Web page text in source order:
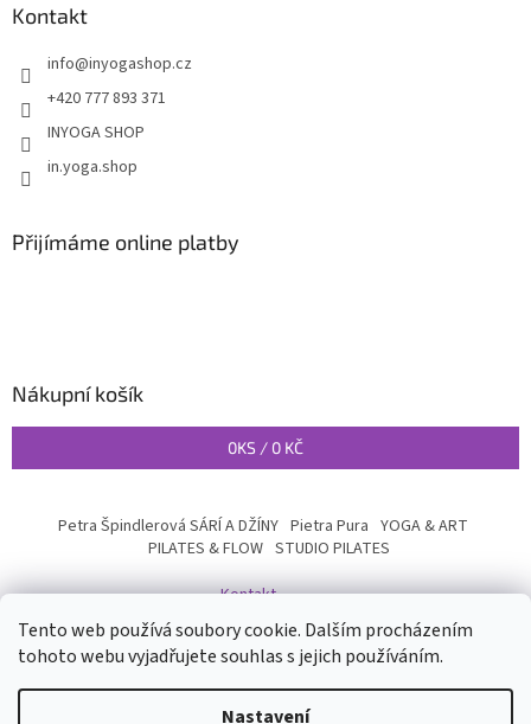
Tento web používá soubory cookie. Dalším procházením
tohoto webu vyjadřujete souhlas s jejich používáním.
Nastavení
Kontakt
info@inyogashop.cz
+420 777 893 371
INYOGA SHOP
in.yoga.shop
Přijímáme online platby
Nákupní košík
0KS / 0 KČ
Petra Špindlerová SÁRÍ A DŽÍNY Pietra Pura YOGA & ART
PILATES & FLOW STUDIO PILATES
Kontakt